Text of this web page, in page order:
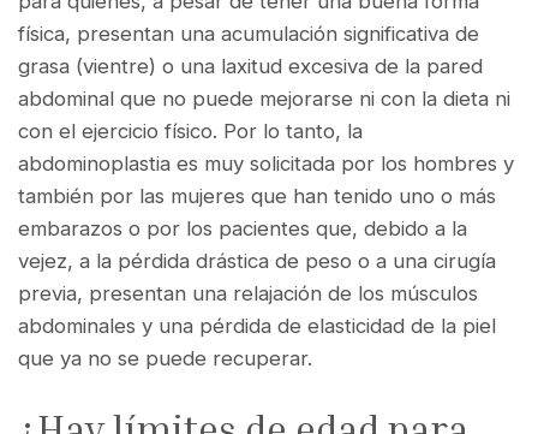
física, presentan una acumulación significativa de
grasa (vientre) o una laxitud excesiva de la pared
abdominal que no puede mejorarse ni con la dieta ni
con el ejercicio físico. Por lo tanto, la
abdominoplastia es muy solicitada por los hombres y
también por las mujeres que han tenido uno o más
embarazos o por los pacientes que, debido a la
vejez, a la pérdida drástica de peso o a una cirugía
previa, presentan una relajación de los músculos
abdominales y una pérdida de elasticidad de la piel
que ya no se puede recuperar.